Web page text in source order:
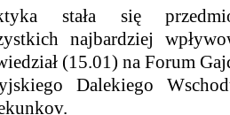
stała się
najbardziej
(15.01) na Forum
Dalekiego